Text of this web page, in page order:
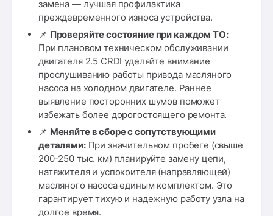
замена — лучшая профилактика
преждевременного износа устройства.
📌 Проверяйте состояние при каждом ТО:
При плановом техническом обслуживании
двигателя 2.5 CRDI уделяйте внимание
прослушиванию работы привода масляного
насоса на холодном двигателе. Раннее
выявление посторонних шумов поможет
избежать более дорогостоящего ремонта.
📌 Меняйте в сборе с сопутствующими
деталями:При значительном пробеге (свыше
200-250 тыс. км) планируйте замену цепи,
натяжителя и успокоителя (направляющей)
масляного насоса единым комплектом. Это
гарантирует тихую и надежную работу узла на
долгое время.